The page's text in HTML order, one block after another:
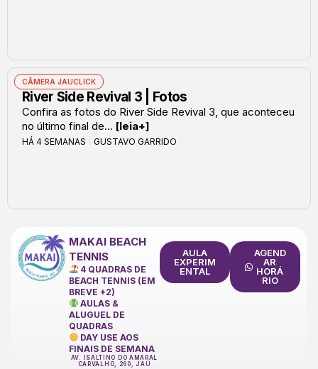
CÂMERA JAUCLICK
River Side Revival 3 | Fotos
Confira as fotos do River Side Revival 3, que aconteceu
no último final de... [leia+]
HÁ 4 SEMANAS GUSTAVO GARRIDO
MAKAI BEACH
TENNIS
4 QUADRAS DE
BEACH TENNIS (EM
BREVE +2)
AULAS &
ALUGUEL DE
QUADRAS
DAY USE AOS
FINAIS DE SEMANA
AV. ISALTINO DO AMARAL
CARVALHO, 260, JAÚ
AULA
EXPERIM
ENTAL
AGEND
AR
HORÁ
RIO